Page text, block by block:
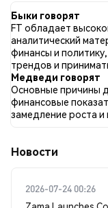
всех социальных
опубликовано 0
твитов имели бычий
медвежьим
нейтральными по
9 твитах.
Быки говорят
FT обладает
аналитический
финансы и
трендов и
Медведи говорят
Основные причины
финансовые
замедление роста и
Новости
2026-07-24 00:26